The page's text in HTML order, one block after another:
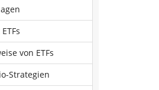
von ETFs
Strategien